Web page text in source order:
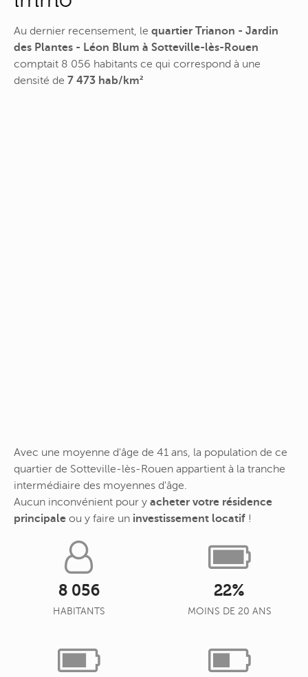
Au dernier recensement, le quartier Trianon - Jardin
des Plantes - Léon Blum à Sotteville-lès-Rouen
comptait 8 056 habitants ce qui correspond à une
densité de 7 473 hab/km²
Avec une moyenne d'âge de 41 ans, la population de ce
quartier de Sotteville-lès-Rouen appartient à la tranche
intermédiaire des moyennes d'âge.
Aucun inconvénient pour y acheter votre résidence
principale ou y faire un investissement locatif !
8 056
HABITANTS
22%
MOINS DE 20 ANS